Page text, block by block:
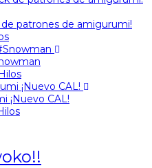
de patrones de amigurumi!
¡Nuevo CAL!